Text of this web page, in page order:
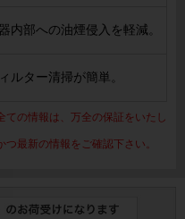
内部への油煙侵入を軽減。
ルター清掃が簡単。
の情報は、万全の保証をいたし
最新の情報をご確認下さい。